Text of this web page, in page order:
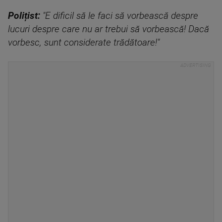
Polițist: "E dificil să le faci să vorbească despre
lucuri despre care nu ar trebui să vorbească! Dacă
vorbesc, sunt considerate trădătoare!"